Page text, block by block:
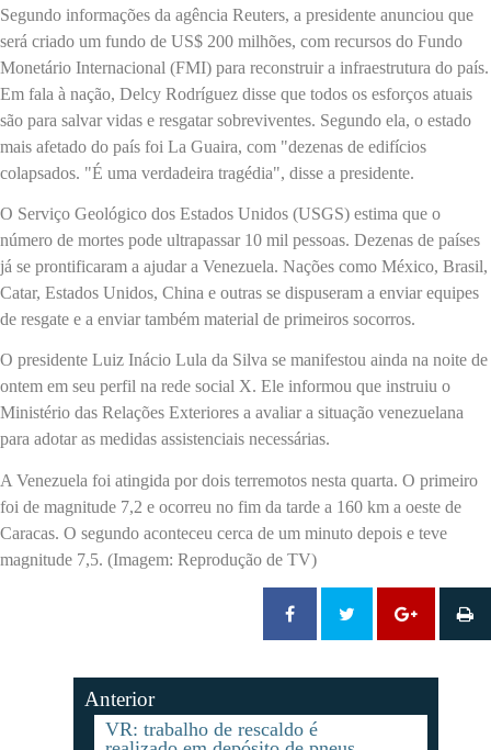
Segundo informações da agência Reuters, a presidente anunciou que
será criado um fundo de US$ 200 milhões, com recursos do Fundo
Monetário Internacional (FMI) para reconstruir a infraestrutura do país.
Em fala à nação, Delcy Rodríguez disse que todos os esforços atuais
são para salvar vidas e resgatar sobreviventes. Segundo ela, o estado
mais afetado do país foi La Guaira, com "dezenas de edifícios
colapsados. "É uma verdadeira tragédia", disse a presidente.
O Serviço Geológico dos Estados Unidos (USGS) estima que o
número de mortes pode ultrapassar 10 mil pessoas. Dezenas de países
já se prontificaram a ajudar a Venezuela. Nações como México, Brasil,
Catar, Estados Unidos, China e outras se dispuseram a enviar equipes
de resgate e a enviar também material de primeiros socorros.
O presidente Luiz Inácio Lula da Silva se manifestou ainda na noite de
ontem em seu perfil na rede social X. Ele informou que instruiu o
Ministério das Relações Exteriores a avaliar a situação venezuelana
para adotar as medidas assistenciais necessárias.
A Venezuela foi atingida por dois terremotos nesta quarta. O primeiro
foi de magnitude 7,2 e ocorreu no fim da tarde a 160 km a oeste de
Caracas. O segundo aconteceu cerca de um minuto depois e teve
magnitude 7,5. (Imagem: Reprodução de TV)
Anterior
VR: trabalho de rescaldo é